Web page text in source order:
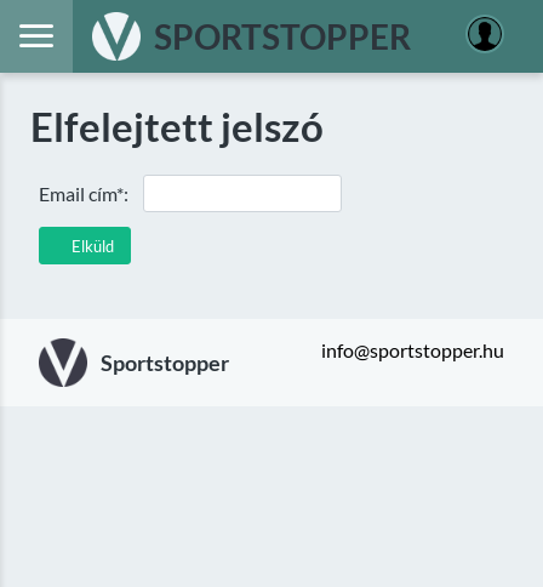
SPORTSTOPPER
Elfelejtett jelszó
Elküld
Email cím*:
Sportstopper info@sportstopper.hu